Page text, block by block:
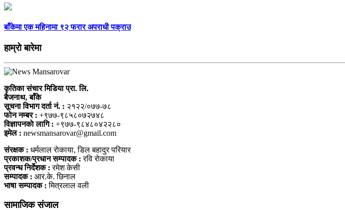
बाँकेमा एक महिनामा ९२ फरार अपराधी पक्राउ
हाम्राे बारेमा
कृतिका संचार मिडिया प्रा. लि.
बैजनाथ, बाँके
सूचना विभाग दर्ता नं. : २१२२/०७७-७८
फोन नम्बर : +९७७-९८५८०७२७४८
विज्ञापनकाे लागि : +९७७-९८४८०४२२८०
इमेल : newsmansarovar@gmail.com
संरक्षक : धर्मलाल राेकाया, डिल बहादुर परियार
प्रकाशक/प्रधान सम्पादक : रवि राेकाया
प्रवन्ध निर्देशक : रमेश केसी
सम्पादक : आर.के. छिनाल
भाषा सम्पादक : मित्रलाल वली
सामाजिक संजाल